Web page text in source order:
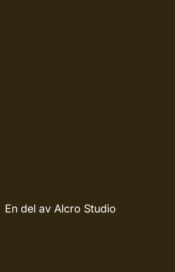
En del av Alcro Studio